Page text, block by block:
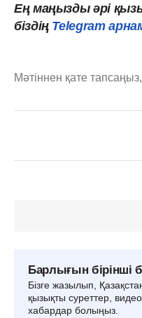
Ең маңызды әрі
біздің Telegram
Мәтіннен қате тапсаңыз,
Барлығын бірінші
Бізге жазылып,
қызықты суреттер,
хабардар болыңыз.